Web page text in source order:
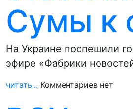
Сумы к
На Украине поспешили
эфире «Фабрики
читать... Комментариев нет